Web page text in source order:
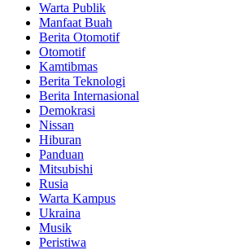
Warta Publik
Manfaat Buah
Berita Otomotif
Otomotif
Kamtibmas
Berita Teknologi
Berita Internasional
Demokrasi
Nissan
Hiburan
Panduan
Mitsubishi
Rusia
Warta Kampus
Ukraina
Musik
Peristiwa